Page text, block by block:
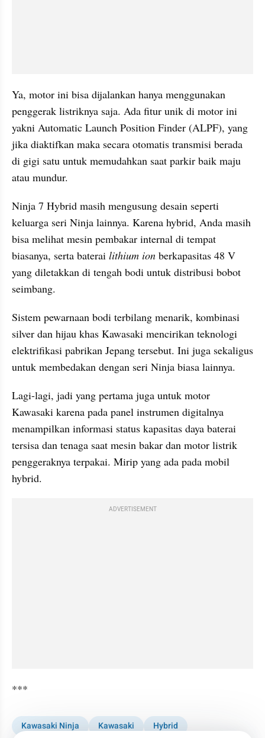
Ya, motor ini bisa dijalankan hanya menggunakan
penggerak listriknya saja. Ada fitur unik di motor ini
yakni Automatic Launch Position Finder (ALPF), yang
jika diaktifkan maka secara otomatis transmisi berada
di gigi satu untuk memudahkan saat parkir baik maju
atau mundur.
Ninja 7 Hybrid masih mengusung desain seperti
keluarga seri Ninja lainnya. Karena hybrid, Anda masih
bisa melihat mesin pembakar internal di tempat
biasanya, serta baterai lithium ion berkapasitas 48 V
yang diletakkan di tengah bodi untuk distribusi bobot
seimbang.
Sistem pewarnaan bodi terbilang menarik, kombinasi
silver dan hijau khas Kawasaki mencirikan teknologi
elektrifikasi pabrikan Jepang tersebut. Ini juga sekaligus
untuk membedakan dengan seri Ninja biasa lainnya.
Lagi-lagi, jadi yang pertama juga untuk motor
Kawasaki karena pada panel instrumen digitalnya
menampilkan informasi status kapasitas daya baterai
tersisa dan tenaga saat mesin bakar dan motor listrik
penggeraknya terpakai. Mirip yang ada pada mobil
hybrid.
ADVERTISEMENT
***
Kawasaki Ninja Kawasaki Hybrid